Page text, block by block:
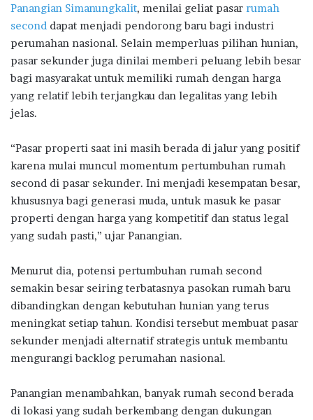
Panangian Simanungkalit, menilai geliat pasar rumah
second dapat menjadi pendorong baru bagi industri
perumahan nasional. Selain memperluas pilihan hunian,
pasar sekunder juga dinilai memberi peluang lebih besar
bagi masyarakat untuk memiliki rumah dengan harga
yang relatif lebih terjangkau dan legalitas yang lebih
jelas.
“Pasar properti saat ini masih berada di jalur yang positif
karena mulai muncul momentum pertumbuhan rumah
second di pasar sekunder. Ini menjadi kesempatan besar,
khususnya bagi generasi muda, untuk masuk ke pasar
properti dengan harga yang kompetitif dan status legal
yang sudah pasti,” ujar Panangian.
Menurut dia, potensi pertumbuhan rumah second
semakin besar seiring terbatasnya pasokan rumah baru
dibandingkan dengan kebutuhan hunian yang terus
meningkat setiap tahun. Kondisi tersebut membuat pasar
sekunder menjadi alternatif strategis untuk membantu
mengurangi backlog perumahan nasional.
Panangian menambahkan, banyak rumah second berada
di lokasi yang sudah berkembang dengan dukungan